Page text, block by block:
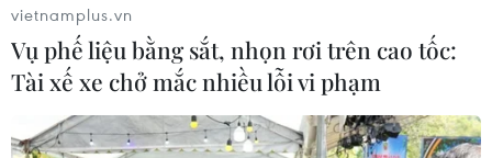
vietnamplus.vn
Vụ phế liệu bằng sắt, nhọn rơi trên cao tốc:
Tài xế xe chở mắc nhiều lỗi vi phạm